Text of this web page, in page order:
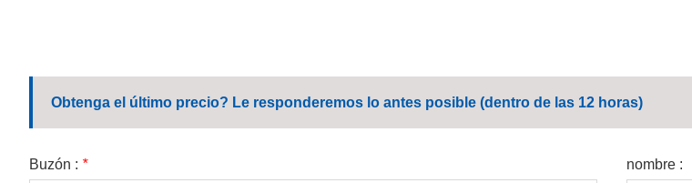
Obtenga el último precio? Le responderemos lo antes posible (dentro de las 12 horas)
Buzón : * nombre :